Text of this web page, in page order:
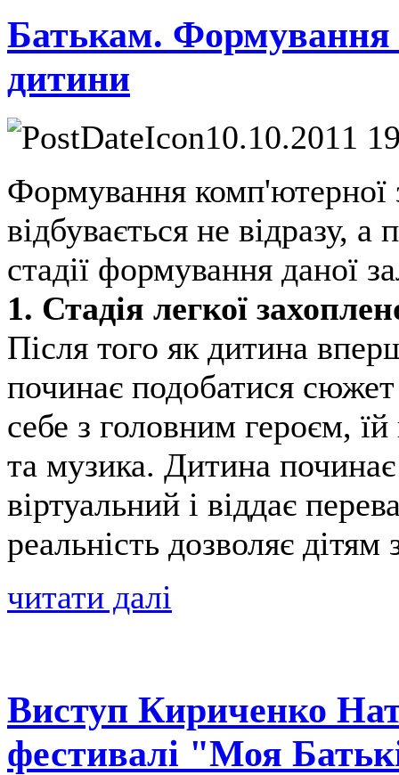
Батькам. Формування
дитини
10.10.2011
Формування
відбувається не відразу,
стадії формування даної
1. Стадія легкої
Після того як дитина
починає подобатися сюжет
себе з головним героєм,
та музика. Дитина
віртуальний і віддає
реальність дозволяє дітям
читати далі
Виступ Кириченко
фестивалі "Моя